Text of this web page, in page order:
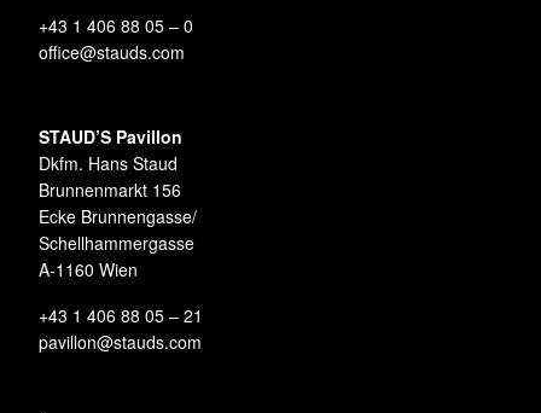
+43 1 406 88 05 – 0
office@stauds.com
STAUD’S Pavillon
Dkfm. Hans Staud
Brunnenmarkt 156
Ecke Brunnengasse/
Schellhammergasse
A-1160 Wien
+43 1 406 88 05 – 21
pavillon@stauds.com